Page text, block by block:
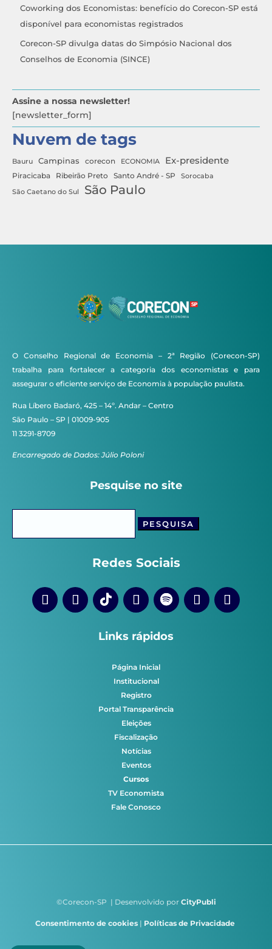
Coworking dos Economistas: benefício do Corecon-SP está
disponível para economistas registrados
Corecon-SP divulga datas do Simpósio Nacional dos
Conselhos de Economia (SINCE)
Assine a nossa newsletter!
[newsletter_form]
Nuvem de tags
Bauru Campinas corecon ECONOMIA Ex-presidente
Piracicaba Ribeirão Preto Santo André - SP
Sorocaba
São Caetano do Sul
São Paulo
O Conselho Regional de Economia – 2ª Região (Corecon-SP)
trabalha para fortalecer a categoria dos economistas e para
assegurar o eficiente serviço de Economia à população paulista.
Rua Líbero Badaró, 425 – 14º. Andar – Centro
São Paulo – SP | 01009-905
11 3291-8709
Encarregado de Dados: Júlio Poloni
Pesquise no site
Redes Sociais
Links rápidos
Página Inicial
Institucional
Registro
Portal Transparência
Eleições
Fiscalização
Notícias
Eventos
Cursos
TV Economista
Fale Conosco
©Corecon-SP | Desenvolvido por CityPubli
Consentimento de cookies | Políticas de Privacidade